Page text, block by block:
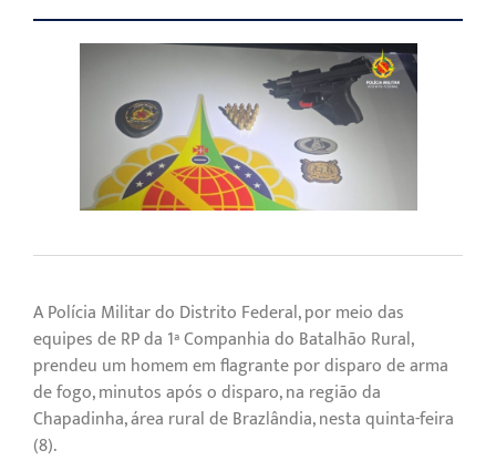
A Polícia Militar do Distrito Federal, por meio das
equipes de RP da 1ª Companhia do Batalhão Rural,
prendeu um homem em flagrante por disparo de arma
de fogo, minutos após o disparo, na região da
Chapadinha, área rural de Brazlândia, nesta quinta-feira
(8).